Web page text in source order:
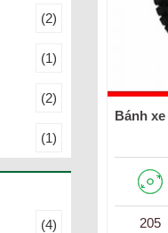
(2)
(1)
(2)
(1)
(4)
Bánh xe
205